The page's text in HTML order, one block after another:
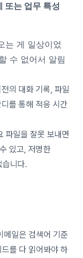
또는 업무 특성
는 게 일상이었
수 없어서 알림
의 대화 기록, 파일
를 통해 적응 시간
파일을 잘못 보내면
있고, 저명한
니다.
메일은 검색어 기준
를 다 읽어봐야 하